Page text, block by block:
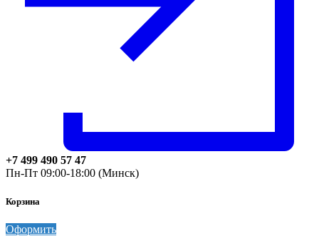
+7 499 490 57 47
Пн-Пт 09:00-18:00 (Минск)
Корзина
Оформить